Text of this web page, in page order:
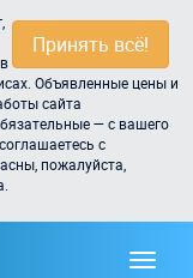
Принять всё!
Объявленные цены и
сайта
— с вашего
с
пожалуйста,